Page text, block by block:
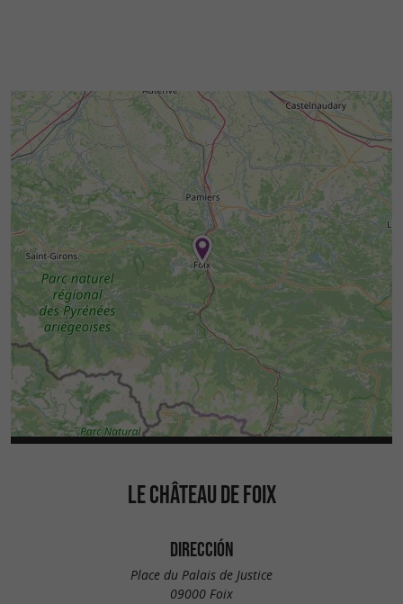
LE CHÂTEAU DE FOIX
DIRECCIÓN
Place du Palais de Justice
09000 Foix